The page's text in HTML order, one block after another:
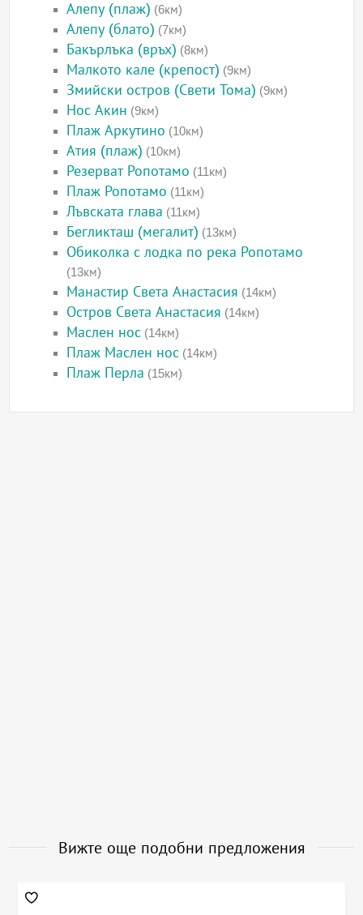
Алепу (плаж) (6км)
Алепу (блато) (7км)
Бакърлъка (връх) (8км)
Малкото кале (крепост) (9км)
Змийски остров (Свети Тома) (9км)
Нос Акин (9км)
Плаж Аркутино (10км)
Атия (плаж) (10км)
Резерват Ропотамо (11км)
Плаж Ропотамо (11км)
Лъвската глава (11км)
Бегликташ (мегалит) (13км)
Обиколка с лодка по река Ропотамо
(13км)
Манастир Света Анастасия (14км)
Остров Света Анастасия (14км)
Маслен нос (14км)
Плаж Маслен нос (14км)
Плаж Перла (15км)
Вижте още подобни предложения